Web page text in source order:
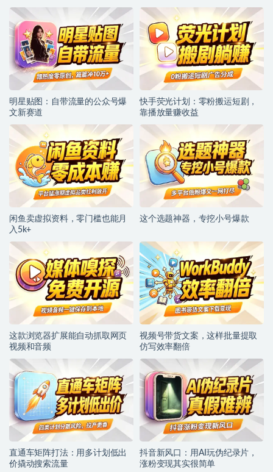
明星贴图：自带流量的公众号爆
文新赛道
快手荧光计划：零粉搬运短剧，
靠播放量赚收益
闲鱼卖虚拟资料，零门槛也能月
入5k+
这个选题神器，专挖小号爆款
这款浏览器扩展能自动抓取网页
视频和音频
视频号带货文案，这样批量提取
仿写效率翻倍
直通车矩阵打法：用多计划低出
价撬动搜索流量
抖音新风口：用AI玩伪纪录片，
涨粉变现其实很简单